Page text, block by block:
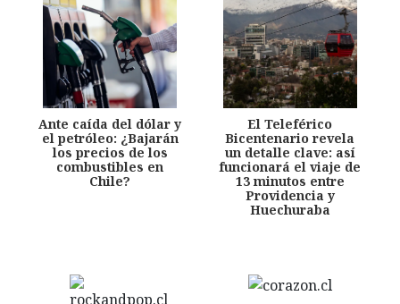
Ante caída del dólar y
el petróleo: ¿Bajarán
los precios de los
combustibles en
Chile?
El Teleférico
Bicentenario revela
un detalle clave: así
funcionará el viaje de
13 minutos entre
Providencia y
Huechuraba